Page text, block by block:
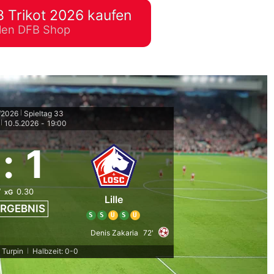
Excel – kostenlos
automatisch ausfüllen
Trikot 2026 kaufen
DFB Shop
Spieltag 33
10.5.2026 - 19:00
: 1
xG 0.30
Lille
S S U S U
Denis Zakaria
72'
Halbzeit: 0-0